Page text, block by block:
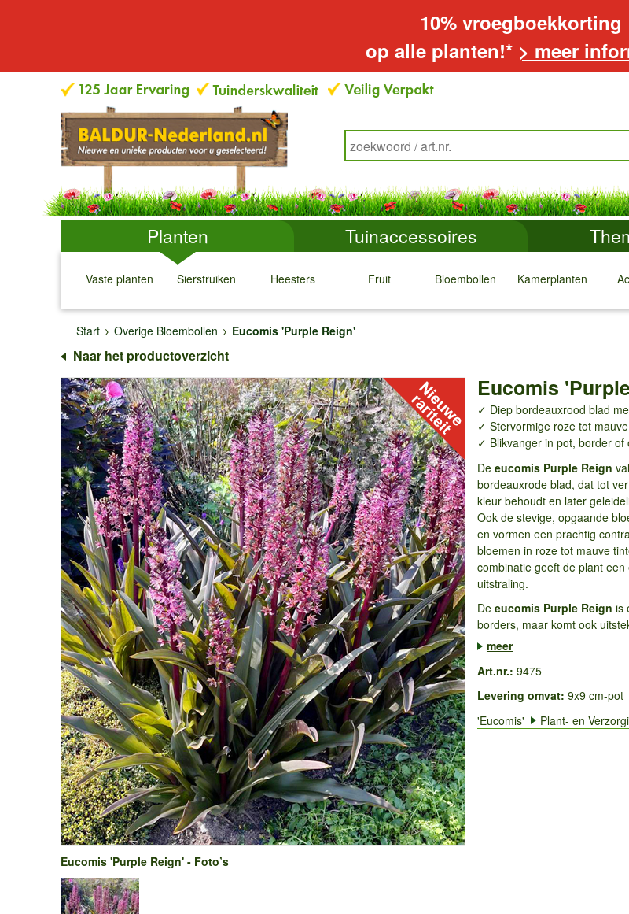
10% vroegboekkorting
op alle planten!* > meer
Planten Tuinaccessoires
Vaste planten
↓
Sierstruiken
↓
Heesters
↓
Fruit
↓
Bloembollen
↓
Kamerplanten
↓ ↓
Start
Overige Bloembollen Eucomis 'Purple Reign'
Naar het productoverzicht
Eucomis
✓ Diep bordeauxrood blad
✓ Stervormige roze tot
✓ Blikvanger in pot, border of
De eucomis Purple Reign
bordeauxrode blad, dat tot
kleur behoudt en later
Ook de stevige, opgaande
en vormen een prachtig
bloemen in roze tot mauve
combinatie geeft de plant
uitstraling.
De eucomis Purple Reign is
borders, maar komt ook
meer
Art.nr.: 9475
Levering omvat: 9x9 cm-pot
'Eucomis'
Plant- en
Eucomis 'Purple Reign' - Foto’s